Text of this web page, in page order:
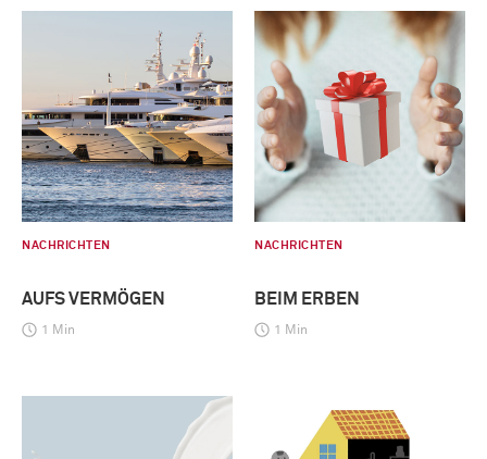
NACHRICHTEN
AUFS VERMÖGEN
1 Min
NACHRICHTEN
BEIM ERBEN
1 Min